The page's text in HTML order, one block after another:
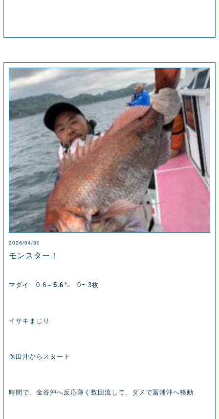
2026/04/30
モンスター！
マダイ 0.6～ 5.6㌔ 0～3枚
イサキまじり
保田沖からスタート
時間で、金谷沖へ反応薄く数回流して、ダメで冨浦沖へ移動